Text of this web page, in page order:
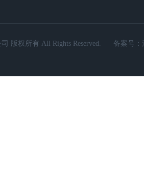
版权所有 All Rights Reserved. 备案号：